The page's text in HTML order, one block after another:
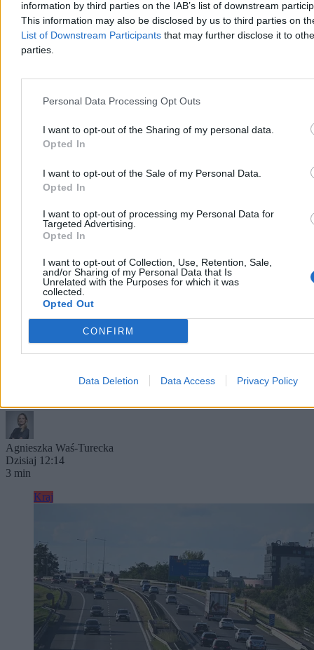
information by third parties on the IAB’s list of downstream
This information may also be disclosed by us to third parties on
List of Downstream Participants that may further disclose it to
parties.
Personal Data Processing Opt Outs
I want to opt-out of the Sharing of my personal data.
Opted In
I want to opt-out of the Sale of my Personal Data.
Opted In
I want to opt-out of processing my Personal Data for
Targeted Advertising.
Opted In
I want to opt-out of Collection, Use, Retention, Sale,
and/or Sharing of my Personal Data that Is
Unrelated with the Purposes for which it was
collected.
Opted Out
CONFIRM
Data Deletion Data Access Privacy Policy
Kraj
Rolnik zaorał nową drogę. Usłyszał zarzut, grozi
mu do 10 lat więzienia
Uszkodzenie nowo wyremontowanej nawierzchni na ulicy
Rybackiej w gliwickiej dzielnicy Ostropa skończyło się surowymi
pługiem świeży asfalt, usłyszał zarzut zniszczenia mienia o znacznej
Agnieszka Waś-Turecka
Dzisiaj 12:14
3 min
Kraj